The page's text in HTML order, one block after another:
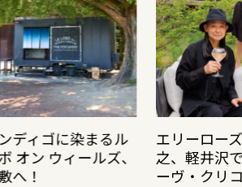
ディゴに染まるル
オン ウィールズ、
へ！
エリーロー
之、軽井沢
ーヴ・クリ